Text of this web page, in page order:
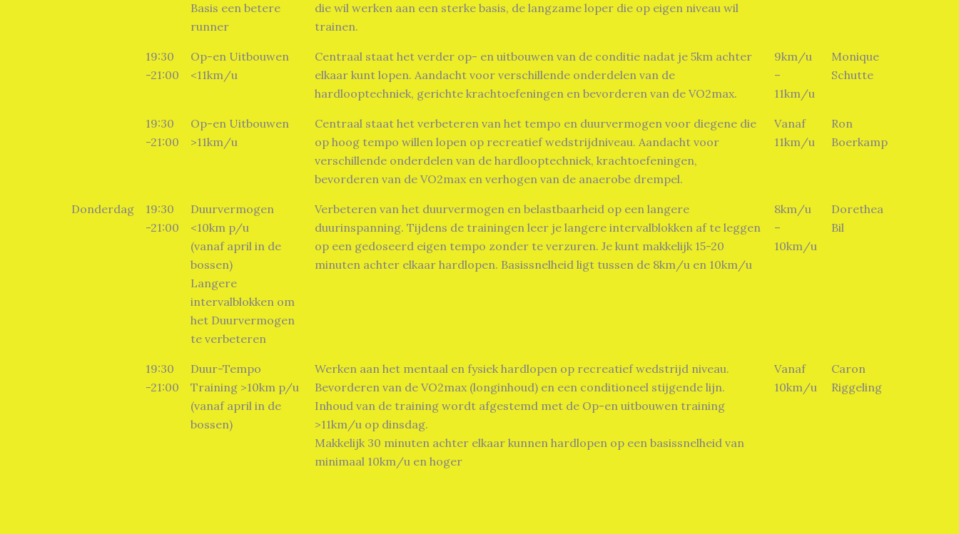
Basis een betere
runner
die wil werken aan een sterke basis, de langzame loper die op eigen niveau wil
trainen.
19:30
-21:00
Op-en Uitbouwen
<11km/u
Centraal staat het verder op- en uitbouwen van de conditie nadat je 5km achter
elkaar kunt lopen. Aandacht voor verschillende onderdelen van de
hardlooptechniek, gerichte krachtoefeningen en bevorderen van de VO2max.
9km/u
–
11km/u
Monique
Schutte
19:30
-21:00
Op-en Uitbouwen
>11km/u
Centraal staat het verbeteren van het tempo en duurvermogen voor diegene die
op hoog tempo willen lopen op recreatief wedstrijdniveau. Aandacht voor
verschillende onderdelen van de hardlooptechniek, krachtoefeningen,
bevorderen van de VO2max en verhogen van de anaerobe drempel.
Vanaf
11km/u
Ron
Boerkamp
Donderdag
19:30
-21:00
Duurvermogen
<10km p/u
(vanaf april in de
bossen)
Langere
intervalblokken om
het Duurvermogen
te verbeteren
Verbeteren van het duurvermogen en belastbaarheid op een langere
duurinspanning. Tijdens de trainingen leer je langere intervalblokken af te leggen
op een gedoseerd eigen tempo zonder te verzuren. Je kunt makkelijk 15-20
minuten achter elkaar hardlopen. Basissnelheid ligt tussen de 8km/u en 10km/u
8km/u
–
10km/u
Dorethea
Bil
19:30
-21:00
Duur-Tempo
Training >10km p/u
(vanaf april in de
bossen)
Werken aan het mentaal en fysiek hardlopen op recreatief wedstrijd niveau.
Bevorderen van de VO2max (longinhoud) en een conditioneel stijgende lijn.
Inhoud van de training wordt afgestemd met de Op-en uitbouwen training
>11km/u op dinsdag.
Makkelijk 30 minuten achter elkaar kunnen hardlopen op een basissnelheid van
minimaal 10km/u en hoger
Vanaf
10km/u
Caron
Riggeling